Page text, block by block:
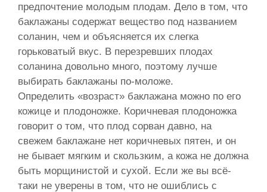
предпочтение молодым плодам. Дело в том, что
баклажаны содержат вещество под названием
соланин, чем и объясняется их слегка
горьковатый вкус. В перезревших плодах
соланина довольно много, поэтому лучше
выбирать баклажаны по-моложе.
Определить «возраст» баклажана можно по его
кожице и плодоножке. Коричневая плодоножка
говорит о том, что плод сорван давно, на
свежем баклажане нет коричневых пятен, и он
не бывает мягким и скользким, а кожа не должна
быть морщинистой и сухой. Если же вы всё-
таки не уверены в том, что не ошиблись с